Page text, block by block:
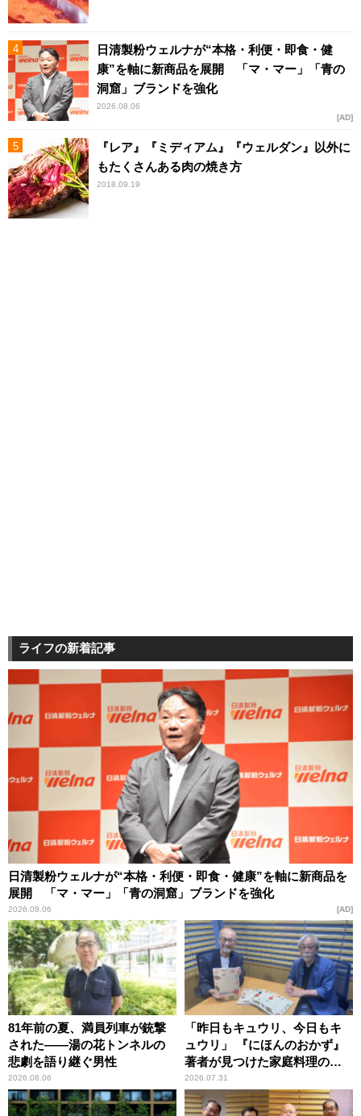
日清製粉ウェルナが“本格・利便・即食・健
康”を軸に新商品を展開 「マ・マー」「青の
洞窟」ブランドを強化
2026.08.06
AD
『レア』『ミディアム』『ウェルダン』以外に
もたくさんある肉の焼き方
2018.09.19
ライフの新着記事
日清製粉ウェルナが“本格・利便・即食・健康”を軸に新商品を
展開 「マ・マー」「青の洞窟」ブランドを強化
2026.08.06 AD
81年前の夏、満員列車が銃撃
された――湯の花トンネルの
悲劇を語り継ぐ男性
2026.08.06
「昨日もキュウリ、今日もキ
ュウリ」 『にほんのおかず』
著者が見つけた家庭料理の知
恵
2026.07.31